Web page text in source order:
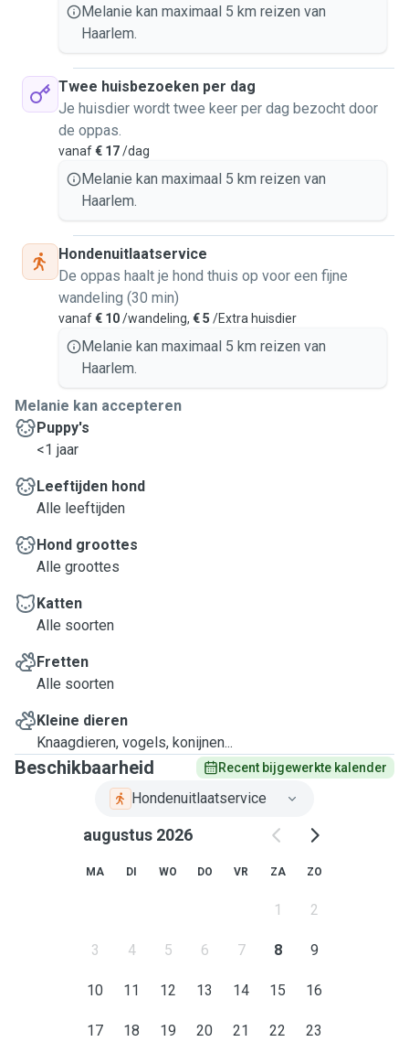
Melanie kan maximaal 5 km reizen van
Haarlem.
Twee huisbezoeken per dag
Je huisdier wordt twee keer per dag bezocht door
de oppas.
vanaf€ 17/dag
Melanie kan maximaal 5 km reizen van
Haarlem.
Hondenuitlaatservice
De oppas haalt je hond thuis op voor een fijne
wandeling (30 min)
vanaf€ 10/wandeling, € 5 /Extra huisdier
Melanie kan maximaal 5 km reizen van
Haarlem.
Melanie kan accepteren
Puppy's
<1 jaar
Leeftijden hond
Alle leeftijden
Hond groottes
Alle groottes
Katten
Alle soorten
Fretten
Alle soorten
Kleine dieren
Knaagdieren, vogels, konijnen...
Beschikbaarheid Recent bijgewerkte kalender
Hondenuitlaatservice
augustus 2026
MA DI WO DO VR ZA ZO
1 2
3 4 5 6 7 8 9
10 11 12 13 14 15 16
17 18 19 20 21 22 23